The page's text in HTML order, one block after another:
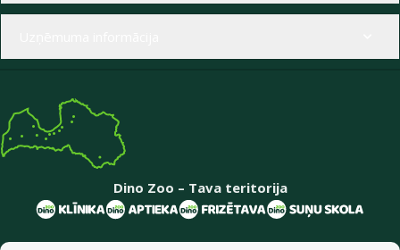
Dino Zoo – Tava teritorija